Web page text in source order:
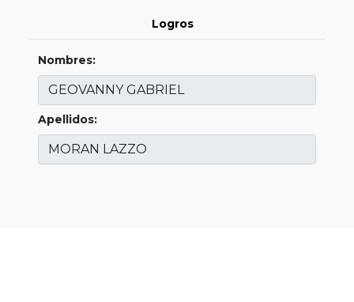
Logros
Nombres:
Apellidos: